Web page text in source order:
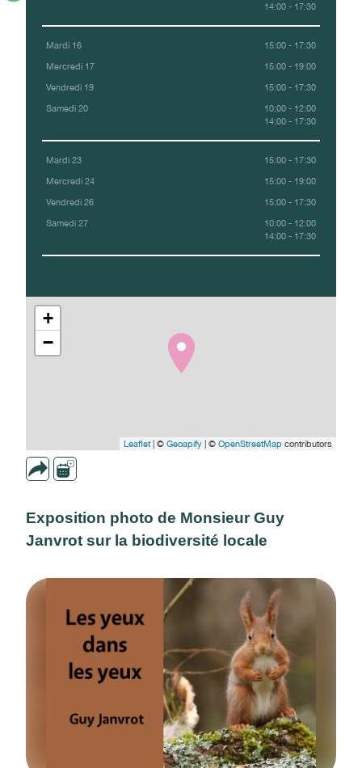
14:00 - 17:30
Mardi 16 15:00 - 17:30
Mercredi 17 15:00 - 19:00
Vendredi 19 15:00 - 17:30
Samedi 20
10:00 - 12:00
14:00 - 17:30
Mardi 23 15:00 - 17:30
Mercredi 24 15:00 - 19:00
Vendredi 26 15:00 - 17:30
Samedi 27
10:00 - 12:00
14:00 - 17:30
+
−
Leaflet| © Geoapify | © OpenStreetMap contributors
Exposition photo de Monsieur Guy
Janvrot sur la biodiversité locale